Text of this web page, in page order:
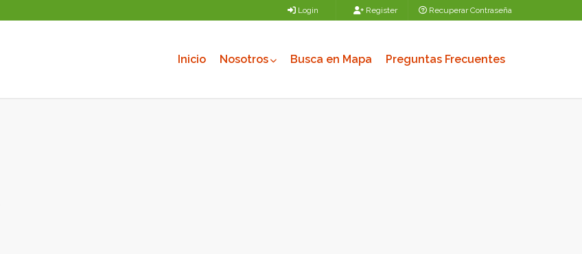
Login Register Recuperar Contraseña
Inicio Nosotros Busca en Mapa Preguntas Frecuentes